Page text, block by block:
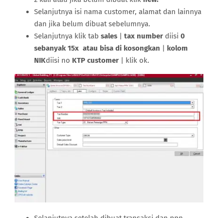
Selanjutnya isi nama customer, alamat dan lainnya
dan jika belum dibuat sebelumnya.
Selanjutnya klik tab sales | tax number diisi 0
sebanyak 15x atau bisa di kosongkan | kolom
NIKdiisi no KTP customer | klik ok.